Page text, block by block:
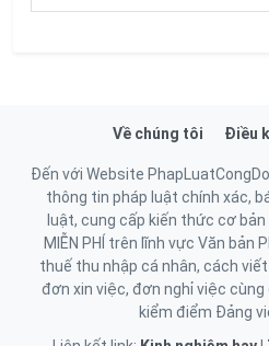
Về chúng tôi Điều
Đến với Website
thông tin pháp luật chính xác,
luật, cung cấp kiến thức cơ
MIỄN PHÍ trên lĩnh vực Văn bản
thuế thu nhập cá nhân, cách
đơn xin việc, đơn nghỉ việc
kiểm điểm Đảng